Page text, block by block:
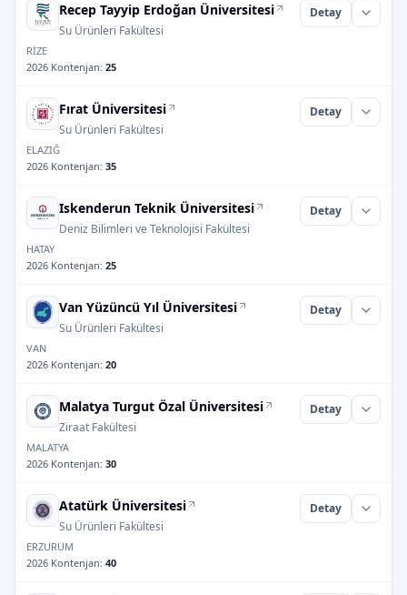
Recep Tayyip Erdoğan Üniversitesi
Su Ürünleri Fakültesi
Detay
RİZE
2026 Kontenjan: 25
Fırat Üniversitesi
Su Ürünleri Fakültesi
Detay
ELAZIĞ
2026 Kontenjan: 35
Iskenderun Teknik Üniversitesi
Deniz Bilimleri ve Teknolojisi Fakültesi
Detay
HATAY
2026 Kontenjan: 25
Van Yüzüncü Yıl Üniversitesi
Su Ürünleri Fakültesi
Detay
VAN
2026 Kontenjan: 20
Malatya Turgut Özal Üniversitesi
Ziraat Fakültesi
Detay
MALATYA
2026 Kontenjan: 30
Atatürk Üniversitesi
Su Ürünleri Fakültesi
Detay
ERZURUM
2026 Kontenjan: 40